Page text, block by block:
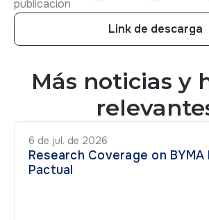
publicación
Link de descarga
Más noticias y
6 de jul. de 2026
Research Coverage on BYMA
Pactual